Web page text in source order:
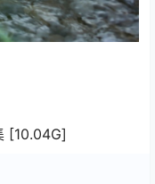
[10.04G]